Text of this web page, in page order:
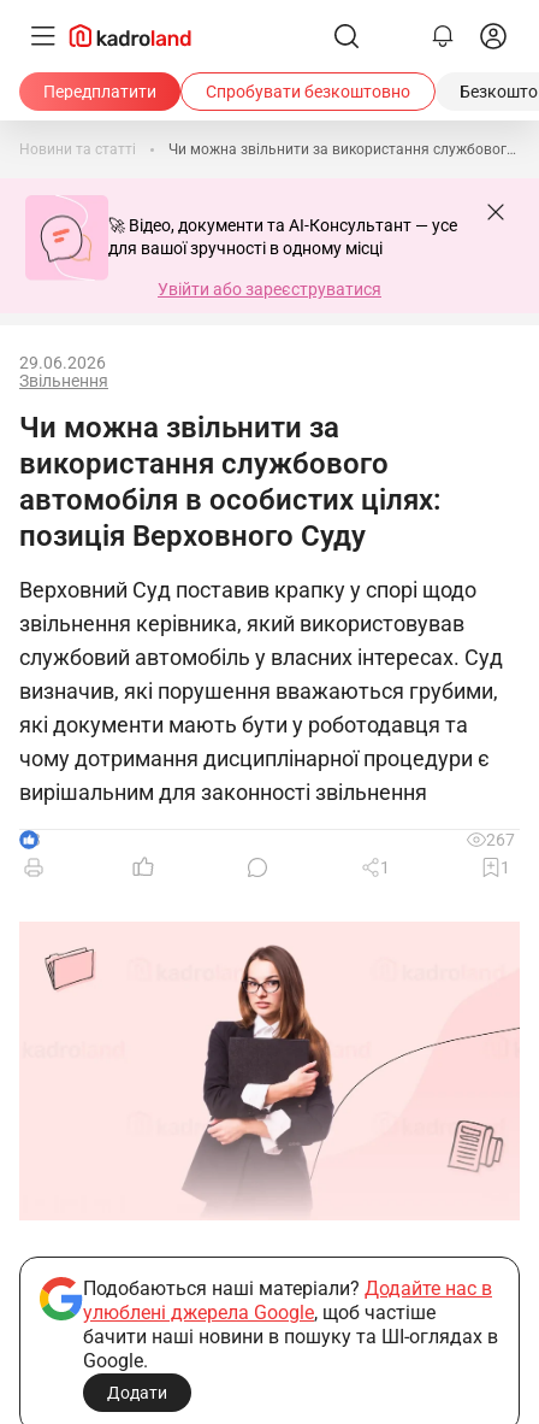
Передплатити Спробувати безкоштовно
Новини та статті Чи можна звільнити за використання службового автомобіля в особистих цілях: позиція Верховного Суду
🚀 Відео, документи та AI-Консультант — усе
для вашої зручності в одному місці
Увійти або зареєструватися
Звільнення
29.06.2026
Чи можна звільнити за
використання службового
автомобіля в особистих цілях:
позиція Верховного Суду
Верховний Суд поставив крапку у спорі щодо
звільнення керівника, який використовував
службовий автомобіль у власних інтересах. Суд
визначив, які порушення вважаються грубими,
які документи мають бути у роботодавця та
чому дотримання дисциплінарної процедури є
вирішальним для законності звільнення
3
267
1
1
Подобаються наші матеріали? Додайте нас в
улюблені джерела Google, щоб частіше
бачити наші новини в пошуку та ШІ-оглядах в
Google.
Додати